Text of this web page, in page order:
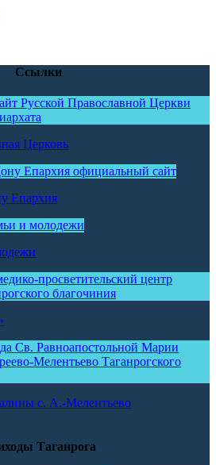
Ссылки
Церковь
Епархия
с. А.-Мелентьево
Таганрога